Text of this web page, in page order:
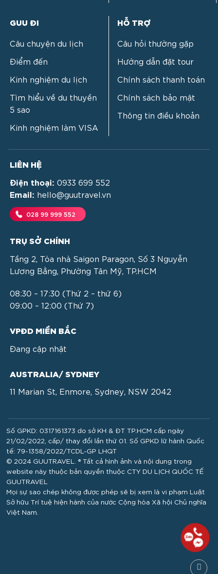
GUU ĐI
Câu chuyện du lịch
Điểm đến
Kinh nghiệm du lịch
Tìm hiểu về du thuyền
5 sao
Kinh nghiệm làm VISA
HỖ TRỢ
Câu hỏi thường gặp
Hướng dẫn đặt tour
Chính sách thanh toán
Chính sách bảo mật
Thông tin điều khoản
LIÊN HỆ
Điện thoại: 0933 699 552
Email: hello@guutravel.vn
028 99 999 552
TRỤ SỞ CHÍNH
Tầng 2, Tòa nhà Saigon Paragon, Số 3 Nguyễn
Lương Bằng, Phường Tân Mỹ, TP.HCM
08:30 – 17:30 (Thứ 2 – thứ 6)
09:00 – 12:00 (Thứ 7)
VPĐD MIỀN BẮC
Đang cập nhật
AUSTRALIA/ SYDNEY
11 Marian St, Enmore, Sydney, NSW 2042
Số GPKD: 0317161373 do sở KH & ĐT TP.HCM cấp ngày
21/02/2022, cấp/ thay đổi lần thứ 01. Số GPKD lữ hành Quốc
tế: 79-1358/2022/TCDL-GP LHQT
© 2024 GUUTRAVEL. ® Tất cả hình ảnh và nội dung trong
website này thuộc bản quyền thuộc CTY DU LỊCH QUỐC TẾ
GUUTRAVEL
Mọi sự sao chép không được phép sẽ bị xem là vi phạm Luật
Sở hữu Trí tuệ hiện hành của nước Cộng hòa Xã hội Chủ nghĩa
Việt Nam.